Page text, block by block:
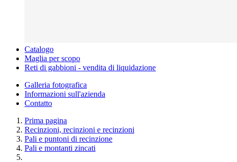
Catalogo
Maglia per scopo
Reti di gabbioni - vendita di liquidazione
Galleria fotografica
Informazioni sull'azienda
Contatto
Prima pagina
Recinzioni, recinzioni e recinzioni
Pali e puntoni di recinzione
Pali e montanti zincati